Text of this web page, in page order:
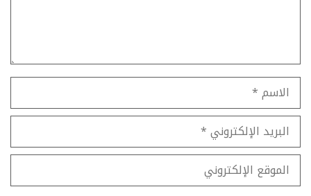
الاسم
البريد
الإلكتروني
الموقع
الإلكتروني